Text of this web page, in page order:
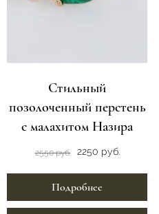
Стильный
позолоченный перстень
с малахитом Назира
2550 руб. 2250 руб.
Подробнее